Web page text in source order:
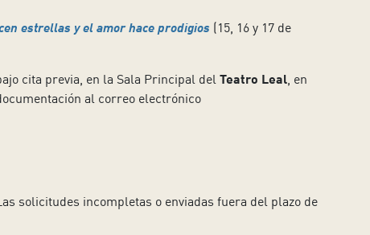
estrellas y el amor hace prodigios (15, 16 y 17 de
cita previa, en la Sala Principal del Teatro Leal, en
al correo electrónico
solicitudes incompletas o enviadas fuera del plazo de